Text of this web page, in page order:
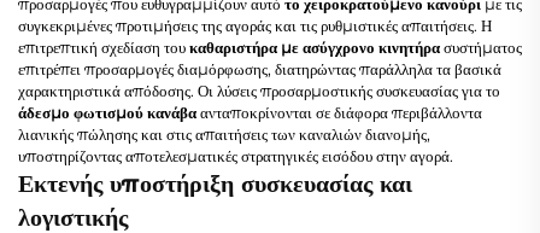
συγκεκριμένες προτιμήσεις της αγοράς και τις ρυθμιστικές απαιτήσεις. Η
επιτρεπτική σχεδίαση τουκαθαριστήρα με ασύγχρονο κινητήρασυστήματος
επιτρέπει προσαρμογές διαμόρφωσης, διατηρώντας παράλληλα τα βασικά
χαρακτηριστικά απόδοσης. Οι λύσεις προσαρμοστικής συσκευασίας για το
άδεσμο φωτισμού κανάβαανταποκρίνονται σε διάφορα περιβάλλοντα
λιανικής πώλησης και στις απαιτήσεις των καναλιών διανομής,
υποστηρίζοντας αποτελεσματικές στρατηγικές εισόδου στην αγορά.
Εκτενής υποστήριξη συσκευασίας και
λογιστικής